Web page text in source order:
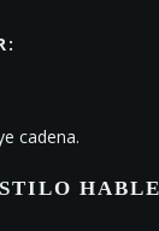
cadena.